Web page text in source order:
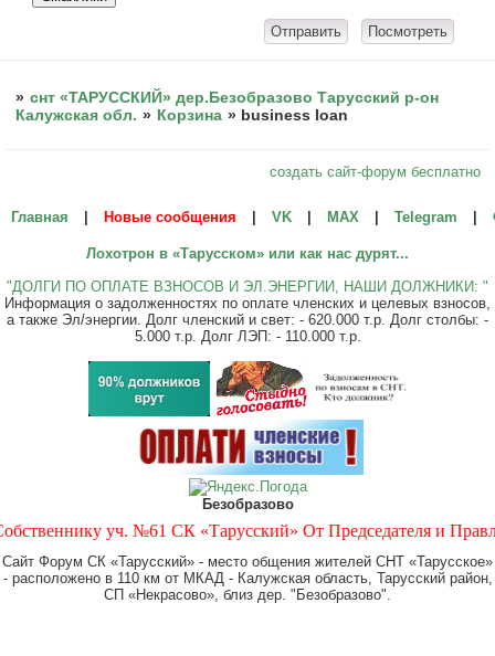
» снт «ТАРУССКИЙ» дер.Безобразово Тарусский р-он
Калужская обл. » Корзина » business loan
создать сайт-форум бесплатно
Главная | Новые сообщения | VK | МАХ | Telegram |
Лохотрон в «Тарусском» или как нас дурят...
"ДОЛГИ ПО ОПЛАТЕ ВЗНОСОВ И ЭЛ.ЭНЕРГИИ, НАШИ ДОЛЖНИКИ: "
Информация о задолженностях по оплате членских и целевых взносов,
а также Эл/энергии. Долг членский и свет: - 620.000 т.р. Долг столбы: -
5.000 т.р. Долг ЛЭП: - 110.000 т.р.
Безобразово
уч. №61 СК «Тарусский» От Председателя и
Сайт Форум СК «Тарусский» - место общения жителей СНТ «Тарусское»
- расположено в 110 км от МКАД - Калужская область, Тарусский район,
СП «Некрасово», близ дер. "Безобразово".